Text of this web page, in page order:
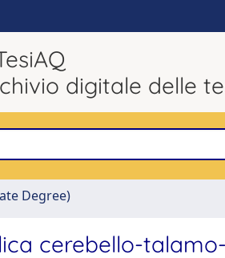
digitale delle
Degree)
cerebello-